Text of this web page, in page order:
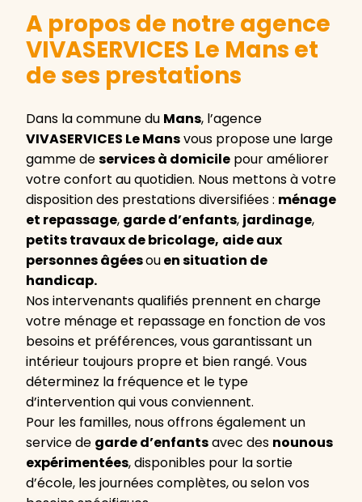
A propos de notre agence
VIVASERVICES Le Mans et
de ses prestations
Dans la commune du Mans, l’agence
VIVASERVICES Le Mansvous propose une large
gamme deservices à domicile pour améliorer
votre confort au quotidien. Nous mettons à votre
disposition des prestations diversifiées : ménage
et repassage, garde d’enfants, jardinage,
petits travaux de bricolage, aide aux
personnes âgéesouen situation de
handicap.
Nos intervenants qualifiés prennent en charge
votre ménage et repassage en fonction de vos
besoins et préférences, vous garantissant un
intérieur toujours propre et bien rangé. Vous
déterminez la fréquence et le type
d’intervention qui vous conviennent.
Pour les familles, nous offrons également un
service de garde d’enfantsavec des nounous
expérimentées, disponibles pour la sortie
d’école, les journées complètes, ou selon vos